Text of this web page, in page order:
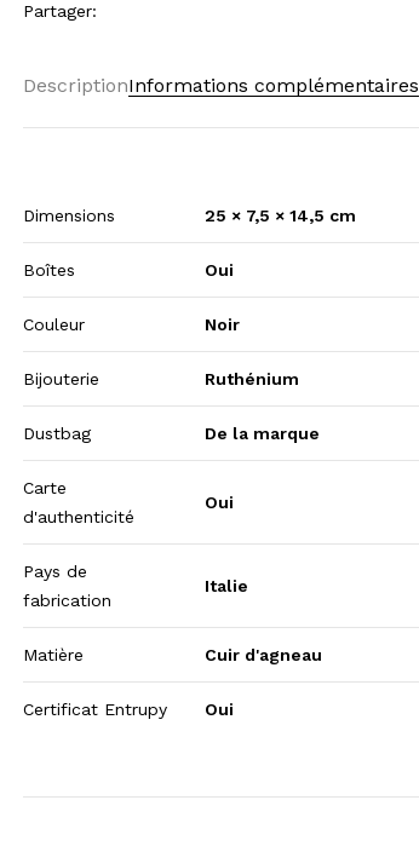
Partager:
DescriptionInformations complémentaires
Dimensions 25 × 7,5 × 14,5 cm
Boîtes Oui
Couleur Noir
Bijouterie Ruthénium
Dustbag De la marque
Carte
d'authenticité
Oui
Pays de
fabrication
Italie
Matière Cuir d'agneau
Certificat Entrupy Oui